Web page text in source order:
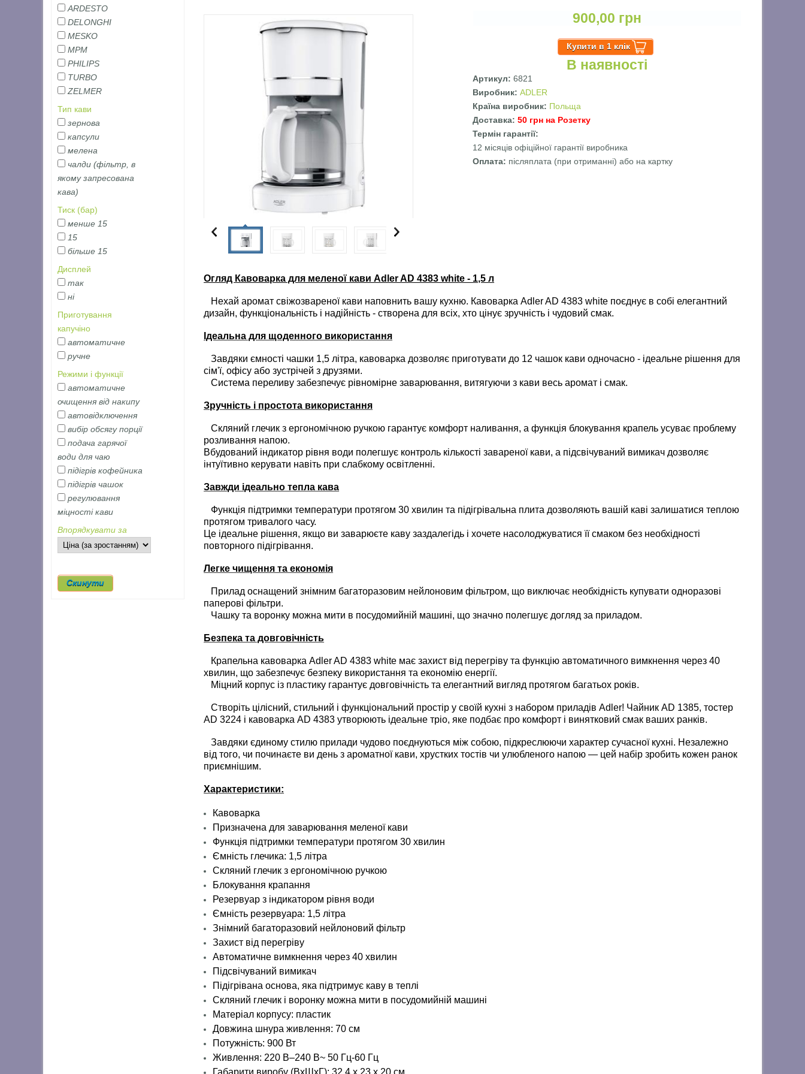
900,00 грн
В наявності
Артикул:6821
Виробник:ADLER
Країна виробник: Польща
Доставка:50 грн на Розетку
Термін гарантії:
12 місяців офіційної гарантії виробника
Оплата: післяплата (при отриманні) або на картку
Огляд Кавоварка для меленої кави Adler AD 4383 white - 1,5 л
Нехай аромат свіжозвареної кави наповнить вашу кухню. Кавоварка Adler AD 4383 white поєднує в собі елегантний
дизайн, функціональність і надійність - створена для всіх, хто цінує зручність і чудовий смак.
Ідеальна для щоденного використання
Завдяки ємності чашки 1,5 літра, кавоварка дозволяє приготувати до 12 чашок кави одночасно - ідеальне рішення для
сім'ї, офісу або зустрічей з друзями.
Система переливу забезпечує рівномірне заварювання, витягуючи з кави весь аромат і смак.
Зручність і простота використання
Скляний глечик з ергономічною ручкою гарантує комфорт наливання, а функція блокування крапель усуває проблему
розливання напою.
Вбудований індикатор рівня води полегшує контроль кількості завареної кави, а підсвічуваний вимикач дозволяє
інтуїтивно керувати навіть при слабкому освітленні.
Завжди ідеально тепла кава
Функція підтримки температури протягом 30 хвилин та підігрівальна плита дозволяють вашій каві залишатися теплою
протягом тривалого часу.
Це ідеальне рішення, якщо ви заварюєте каву заздалегідь і хочете насолоджуватися її смаком без необхідності
повторного підігрівання.
Легке чищення та економія
Прилад оснащений знімним багаторазовим нейлоновим фільтром, що виключає необхідність купувати одноразові
паперові фільтри.
Чашку та воронку можна мити в посудомийній машині, що значно полегшує догляд за приладом.
Безпека та довговічність
Крапельна кавоваркаAdler AD 4383 white має захист від перегріву та функцію автоматичного вимкнення через 40
хвилин, що забезпечує безпеку використання та економію енергії.
Міцний корпус із пластику гарантує довговічність та елегантний вигляд протягом багатьох років.
Створіть цілісний, стильний і функціональний простір у своїй кухні з набором приладів Adler! Чайник AD 1385, тостер
AD 3224 і кавоварка AD 4383 утворюють ідеальне тріо, яке подбає про комфорт і винятковий смак ваших ранків.
Завдяки єдиному стилю прилади чудово поєднуються між собою, підкреслюючи характер сучасної кухні. Незалежно
від того, чи починаєте ви день з ароматної кави, хрустких тостів чи улюбленого напою — цей набір зробить кожен ранок
приємнішим.
Характеристики:
Кавоварка
Призначена для заварювання меленої кави
Функція підтримки температури протягом 30 хвилин
Ємність глечика: 1,5 літра
Скляний глечик з ергономічною ручкою
Блокування крапання
Резервуар з індикатором рівня води
Ємність резервуара: 1,5 літра
Знімний багаторазовий нейлоновий фільтр
Захист від перегріву
Автоматичне вимкнення через 40 хвилин
Підсвічуваний вимикач
Підігрівана основа, яка підтримує каву в теплі
Скляний глечик і воронку можна мити в посудомийній машині
Матеріал корпусу: пластик
Довжина шнура живлення: 70 см
Потужність: 900 Вт
Живлення: 220 В–240 В~ 50 Гц-60 Гц
Габарити виробу (ВхШхГ): 32.4 x 23 x 20 см
ARDESTO
DELONGHI
MESKO
MPM
PHILIPS
TURBO
ZELMER
Тип кави
зернова
капсули
мелена
чалди (фільтр, в
якому запресована
кава)
Тиск (бар)
менше 15
15
більше 15
Дисплей
так
ні
Приготування
капучіно
автоматичне
ручне
Режими і функції
автоматичне
очищення від накипу
автовідключення
вибір обсягу порції
подача гарячої
води для чаю
підігрів кофейника
підігрів чашок
регулювання
міцності кави
Впорядкувати за